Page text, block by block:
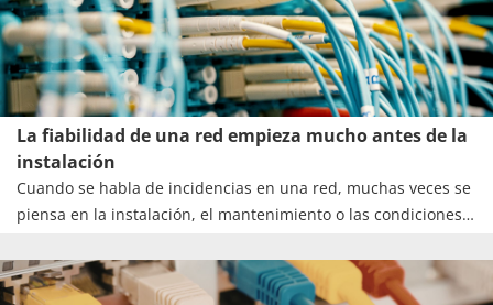
La fiabilidad de una red empieza mucho antes de la
instalación
Cuando se habla de incidencias en una red, muchas veces se
piensa en la instalación, el mantenimiento o las condiciones